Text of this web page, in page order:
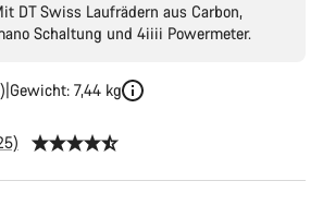
DT Swiss Laufrädern aus Carbon,
Schaltung und 4iiii Powermeter.
Gewicht: 7,44 kg